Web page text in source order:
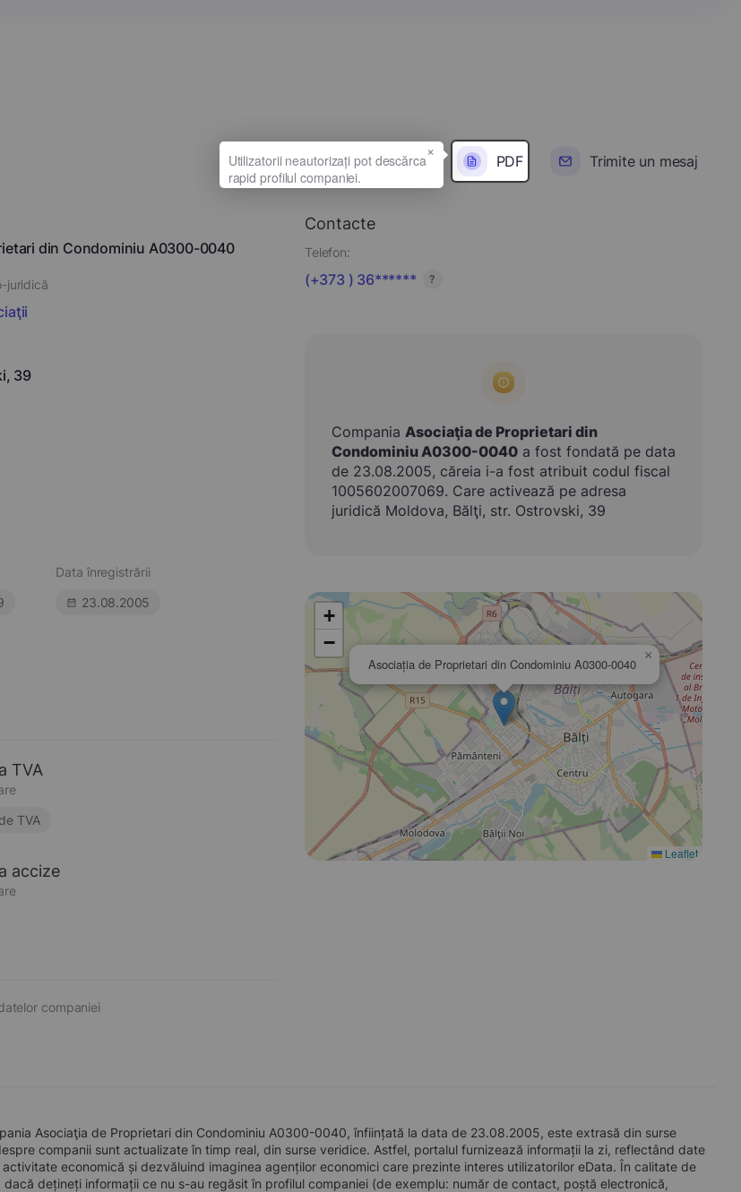
PDF Trimite un mesaj
din Condominiu A0300-0040
juridică
39
Data înregistrării
23.08.2005
TVA
TVA
accize
companiei
Contacte
Telefon:
(+373 ) 36****** ?
Compania Asociaţia de Proprietari din
Condominiu A0300-0040a fost fondată pe data
de 23.08.2005, căreia i-a fost atribuit codul fiscal
1005602007069. Care activează pe adresa
juridică Moldova, Bălţi, str. Ostrovski, 39
Asociaţia de Proprietari din Condominiu A0300-0040
×
+
−
Leaflet
Asociaţia de Proprietari din Condominiu A0300-0040, înființată la data de 23.08.2005, este extrasă din surse
companii sunt actualizate în timp real, din surse veridice. Astfel, portalul furnizează informații la zi, reflectând date
economică și dezvăluind imaginea agenților economici care prezinte interes utilizatorilor eData. În calitate de
dețineți informații ce nu s-au regăsit în profilul companiei (de exemplu: număr de contact, poștă electronică,
×